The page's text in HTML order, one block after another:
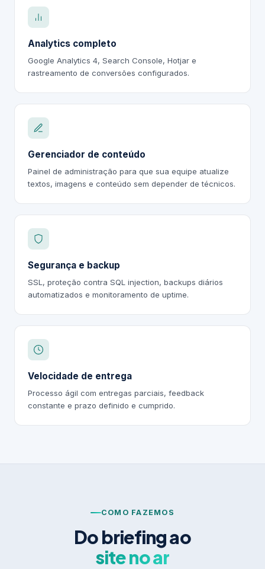
Analytics completo
Google Analytics 4, Search Console, Hotjar e
rastreamento de conversões configurados.
Gerenciador de conteúdo
Painel de administração para que sua equipe atualize
textos, imagens e conteúdo sem depender de técnicos.
Segurança e backup
SSL, proteção contra SQL injection, backups diários
automatizados e monitoramento de uptime.
Velocidade de entrega
Processo ágil com entregas parciais, feedback
constante e prazo definido e cumprido.
COMO FAZEMOS
Do briefing ao
site no ar